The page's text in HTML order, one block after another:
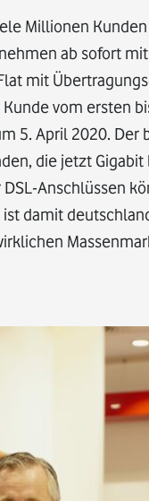
Millionen
ab sofort
mit
vom ersten
5. April 2020. Der
die jetzt
Anschlüssen
ist damit